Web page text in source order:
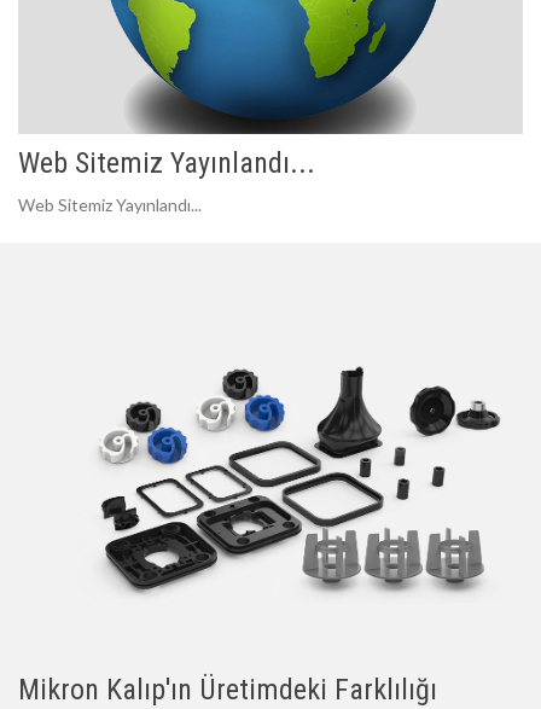
Web Sitemiz Yayınlandı...
Web Sitemiz Yayınlandı...
Mikron Kalıp'ın Üretimdeki Farklılığı